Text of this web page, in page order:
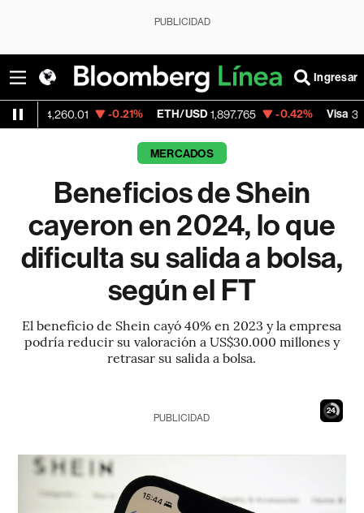
PUBLICIDAD
Ingresar
-0.21% ETH/USD 1,897.765 -0.42% Visa 370.47
MERCADOS
Beneficios de Shein
cayeron en 2024, lo que
dificulta su salida a bolsa,
según el FT
El beneficio de Shein cayó 40% en 2023 y la empresa
podría reducir su valoración a US$30.000 millones y
retrasar su salida a bolsa.
23
PUBLICIDAD